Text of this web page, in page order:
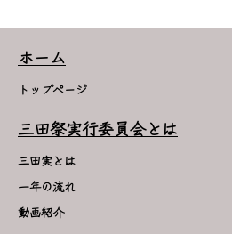
ホーム
トップページ
三田祭実行委員会とは
三田実とは
一年の流れ
動画紹介